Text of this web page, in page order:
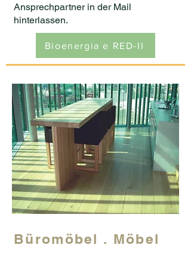
Ansprechpartner in der Mail
hinterlassen.
Bioenergia e RED-II
Büromöbel . Möbel